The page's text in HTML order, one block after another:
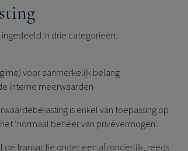
in drie categorieën:
voor aanmerkelijk belang
interne meerwaarden
is enkel van toepassing op
‘normaal beheer van privévermogen’.
de transactie onder een afzonderlijk, reeds